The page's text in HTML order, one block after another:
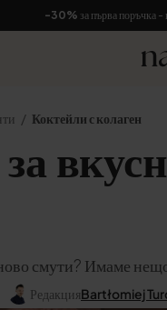
-30% за първа поръчка -
Коктейли с колаген
смути? Имаме
РедакцияBartłomiej